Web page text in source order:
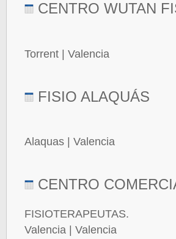
CENTRO WUTAN
Torrent | Valencia
FISIO ALAQUÁS
Alaquas | Valencia
CENTRO
FISIOTERAPEUTAS.
Valencia | Valencia